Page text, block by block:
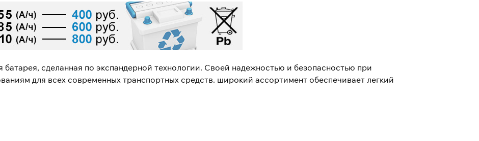
сделанная по экспандерной технологии. Своей надежностью и безопасностью при
для всех современных транспортных средств. широкий ассортимент обеспечивает легкий